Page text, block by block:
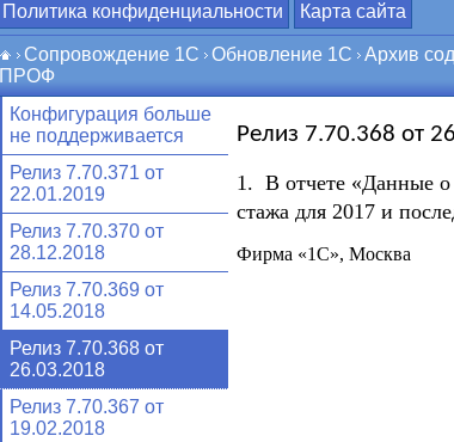
Политика конфиденциальности
Карта сайта
Сопровождение 1С Обновление 1С Архив
ПРОФ
Конфигурация больше
не поддерживается
Релиз 7.70.371 от
22.01.2019
Релиз 7.70.370 от
28.12.2018
Релиз 7.70.369 от
14.05.2018
Релиз 7.70.368 от
26.03.2018
Релиз 7.70.367 от
19.02.2018
Релиз 7.70.368 от
1. В отчете «Данные о
стажа для 2017 и
Фирма «1С», Москва